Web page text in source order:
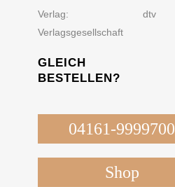
Verlag:
dtv
Verlagsgesellschaft
GLEICH
BESTELLEN?
04161-9999700
Shop